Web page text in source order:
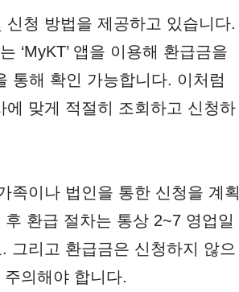
청 방법을 제공하고 있습니다.
‘MyKT’ 앱을 이용해 환급금을
통해 확인 가능합니다. 이처럼
맞게 적절히 조회하고 신청하
족이나 법인을 통한 신청을 계획
환급 절차는 통상 2~7 영업일
그리고 환급금은 신청하지 않으
의해야 합니다.